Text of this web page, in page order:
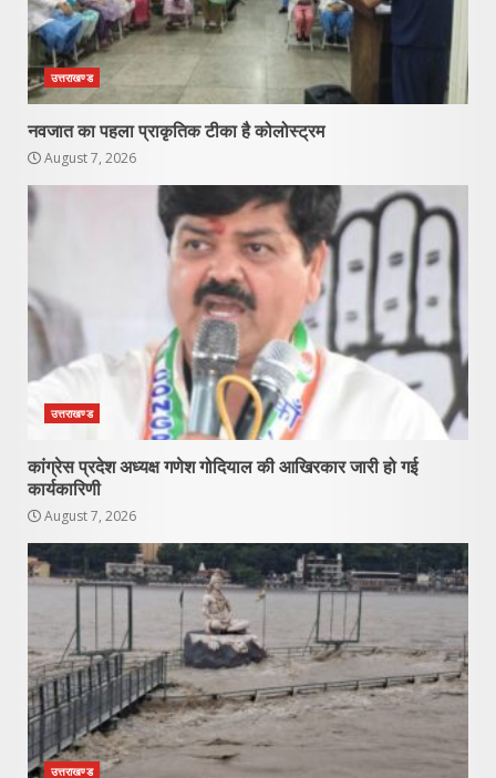
उत्तराखण्ड
नवजात का पहला प्राकृतिक टीका है कोलोस्ट्रम
August 7, 2026
उत्तराखण्ड
कांग्रेस प्रदेश अध्यक्ष गणेश गोदियाल की आखिरकार जारी हो गई
कार्यकारिणी
August 7, 2026
उत्तराखण्ड